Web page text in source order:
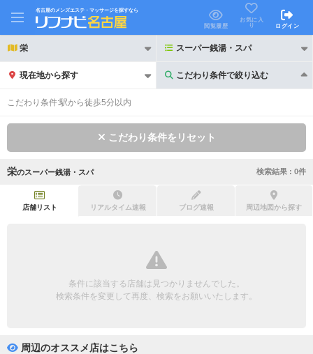
名古屋のメンズエステ・マッサージを探すなら
閲覧履歴
お気に入
り
ログイン
栄 スーパー銭湯・スパ
現在地から探す こだわり条件で絞り込む
こだわり条件で絞り込む
初回割引あり リピーター割引あり
団体様歓迎
ペアルームあり
こだわり条件:駅から徒歩5分以内
こだわり条件をリセット
栄のスーパー銭湯・スパ 検索結果 : 0件
店舗リスト リアルタイム速報 ブログ速報 周辺地図から探す
条件に該当する店舗は見つかりませんでした。
検索条件を変更して再度、検索をお願いいたします。
周辺のオススメ店はこちら